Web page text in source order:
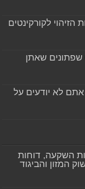
לקורקינטים
השפתונים המובילים – 6 שפתונים שאתן
שגם אתם לא יודעים על
השקעה, דוחות
המזון והביגוד